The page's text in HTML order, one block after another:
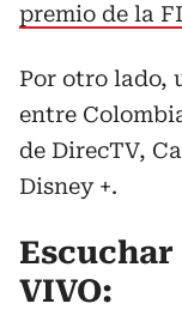
premio de la
Por otro lado,
entre
de DirecTV,
Disney +.
Escuchar
VIVO: